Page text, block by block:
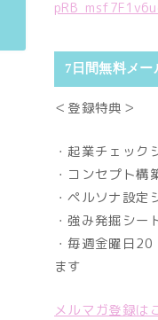
7日間無料メー
＜登録特典＞
・起業チェック
・コンセプト構
・ペルソナ設定
・強み発掘シー
・毎週金曜日
ます
メルマガ登録は